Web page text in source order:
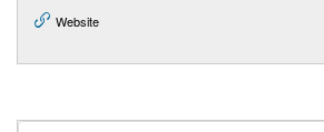
Website